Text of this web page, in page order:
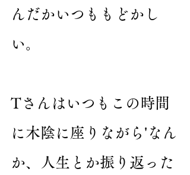
んだかいつももどかし
い。
Tさんはいつもこの時間
に木陰に座りながら'なん
か、人生とか振り返った